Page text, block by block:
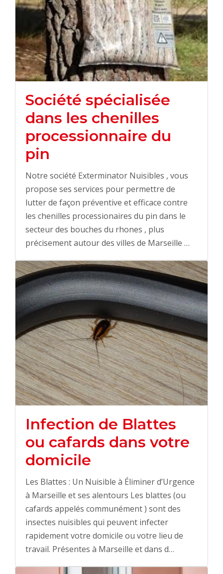
Société spécialisée
dans les chenilles
processionnaire du
pin
Notre société Exterminator Nuisibles , vous
propose ses services pour permettre de
lutter de façon préventive et efficace contre
les chenilles processionaires du pin dans le
secteur des bouches du rhones , plus
précisement autour des villes de Marseille …
Infection de Blattes
ou cafards dans votre
domicile
Les Blattes : Un Nuisible à Éliminer d’Urgence
à Marseille et ses alentours Les blattes (ou
cafards appelés communément ) sont des
insectes nuisibles qui peuvent infecter
rapidement votre domicile ou votre lieu de
travail. Présentes à Marseille et dans d…